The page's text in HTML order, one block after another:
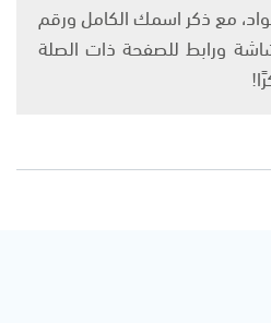
مع ذكر اسمك الكامل ورقم
ورابط للصفحة ذات الصلة